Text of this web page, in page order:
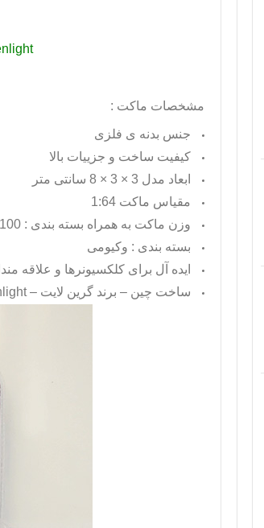
مشخصات ماکت :
جنس بدنه ی فلزی
کیفیت ساخت و جزییات بالا
ابعاد مدل 3 × 3 × 8 سانتی متر
مقیاس ماکت 1:64
وزن ماکت به همراه بسته بندی : 100 گرم
بسته بندی : وکیومی
ایده آل برای کلکسیونرها و علاقه
ساخت چین – برند گرین لایت –